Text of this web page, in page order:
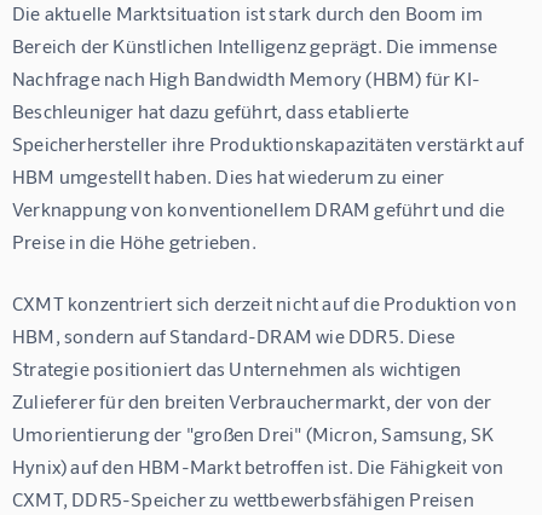
Die aktuelle Marktsituation ist stark durch den Boom im
Bereich der Künstlichen Intelligenz geprägt. Die immense
Nachfrage nach High Bandwidth Memory (HBM) für KI-
Beschleuniger hat dazu geführt, dass etablierte
Speicherhersteller ihre Produktionskapazitäten verstärkt auf
HBM umgestellt haben. Dies hat wiederum zu einer
Verknappung von konventionellem DRAM geführt und die
Preise in die Höhe getrieben.
CXMT konzentriert sich derzeit nicht auf die Produktion von
HBM, sondern auf Standard-DRAM wie DDR5. Diese
Strategie positioniert das Unternehmen als wichtigen
Zulieferer für den breiten Verbrauchermarkt, der von der
Umorientierung der "großen Drei" (Micron, Samsung, SK
Hynix) auf den HBM-Markt betroffen ist. Die Fähigkeit von
CXMT, DDR5-Speicher zu wettbewerbsfähigen Preisen